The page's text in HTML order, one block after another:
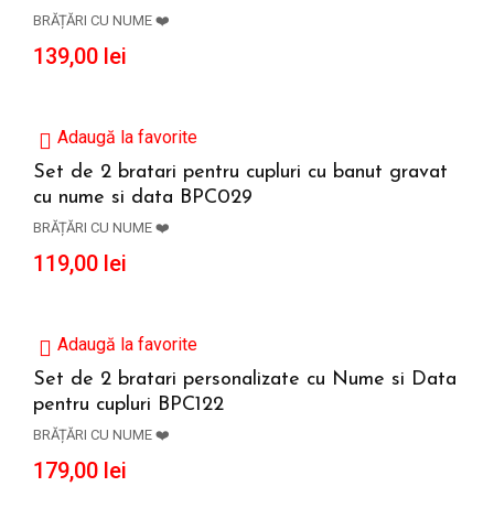
BRĂȚĂRI CU NUME ❤️
139,00 lei
Adaugă la favorite
Set de 2 bratari pentru cupluri cu banut gravat
cu nume si data BPC029
BRĂȚĂRI CU NUME ❤️
119,00 lei
Adaugă la favorite
Set de 2 bratari personalizate cu Nume si Data
pentru cupluri BPC122
BRĂȚĂRI CU NUME ❤️
179,00 lei